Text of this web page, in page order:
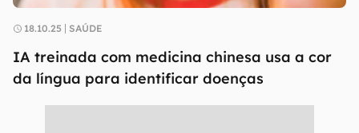
18.10.25 SAÚDE
IA treinada com medicina chinesa usa a cor
da língua para identificar doenças